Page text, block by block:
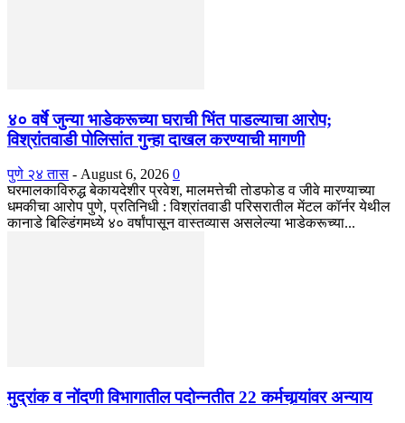
४० वर्षे जुन्या भाडेकरूच्या घराची भिंत पाडल्याचा आरोप;
विश्रांतवाडी पोलिसांत गुन्हा दाखल करण्याची मागणी
पुणे २४ तास - August 6, 2026 0
घरमालकाविरुद्ध बेकायदेशीर प्रवेश, मालमत्तेची तोडफोड व जीवे मारण्याच्या
धमकीचा आरोप पुणे, प्रतिनिधी : विश्रांतवाडी परिसरातील मेंटल कॉर्नर येथील
कानाडे बिल्डिंगमध्ये ४० वर्षांपासून वास्तव्यास असलेल्या भाडेकरूच्या...
मुद्रांक व नोंदणी विभागातील पदोन्नतीत 22 कर्मचार्‍यांवर अन्याय